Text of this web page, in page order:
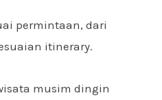
permintaan, dari
itinerary.
musim dingin